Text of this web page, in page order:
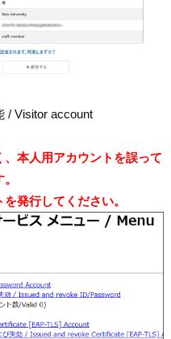
/ Visitor account
本人用アカウントを誤って
発行してください。